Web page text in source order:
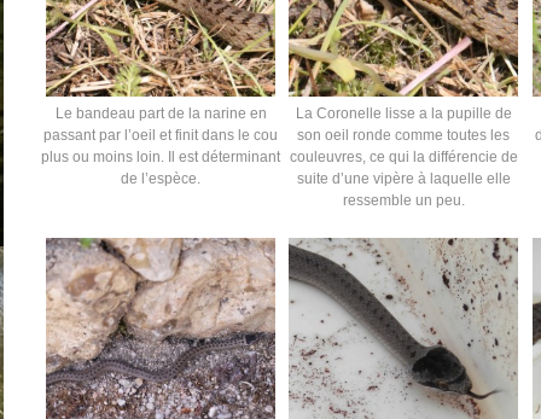
Le bandeau part de la narine en
passant par l’oeil et finit dans le cou
plus ou moins loin. Il est déterminant
de l’espèce.
La Coronelle lisse a la pupille de
son oeil ronde comme toutes les
couleuvres, ce qui la différencie de
suite d’une vipère à laquelle elle
ressemble un peu.